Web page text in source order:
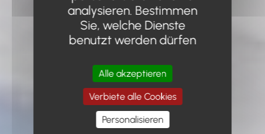
analysieren. Bestimmen
Sie, welche Dienste
benutzt werden dürfen
Alle akzeptieren
Verbiete alle Cookies
Personalisieren